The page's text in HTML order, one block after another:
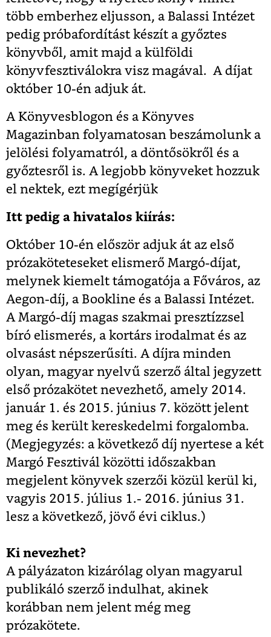
több emberhez eljusson, a Balassi Intézet
pedig próbafordítást készít a győztes
könyvből, amit majd a külföldi
könyvfesztiválokra visz magával. A díjat
október 10-én adjuk át.
A Könyvesblogon és a Könyves
Magazinban folyamatosan beszámolunk a
jelölési folyamatról, a döntősökről és a
győztesről is. A legjobb könyveket hozzuk
el nektek, ezt megígérjük
Itt pedig a hivatalos kiírás:
Október 10-én először adjuk át az első
prózaköteteseket elismerő Margó-díjat,
melynek kiemelt támogatója a Főváros, az
Aegon-díj, a Bookline és a Balassi Intézet.
A Margó-díj magas szakmai presztízzsel
bíró elismerés, a kortárs irodalmat és az
olvasást népszerűsíti. A díjra minden
olyan, magyar nyelvű szerző által jegyzett
első prózakötet nevezhető, amely 2014.
január 1. és 2015. június 7. között jelent
meg és került kereskedelmi forgalomba.
(Megjegyzés: a következő díj nyertese a két
Margó Fesztivál közötti időszakban
megjelent könyvek szerzői közül kerül ki,
vagyis 2015. július 1.- 2016. június 31.
lesz a következő, jövő évi ciklus.)
Ki nevezhet?
A pályázaton kizárólag olyan magyarul
publikáló szerző indulhat, akinek
korábban nem jelent még meg
prózakötete.